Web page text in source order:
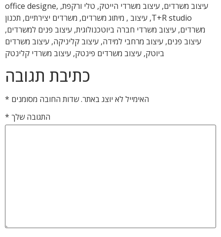
עיצוב משרדים, עיצוב משרדי הייטק, טלי ורקפת, office designe,
T+R studio, עיצוב , מיתוג משרדים, משרדים יצירתיים, תכנון
משרדים, עיצוב משרדי חברה ביוטכנולוגית, עיצוב פנים למשרדים,
עיצוב פנים, עיצוב מרחבי למידה, עיצוב קליניקה, עיצוב משרדים
ביוטק, עיצוב משרדים פינטק, עיצוב משרדי קלינטק
כתיבת תגובה
האימייל לא יוצג באתר.שדות החובה מסומנים *
התגובה שלך *